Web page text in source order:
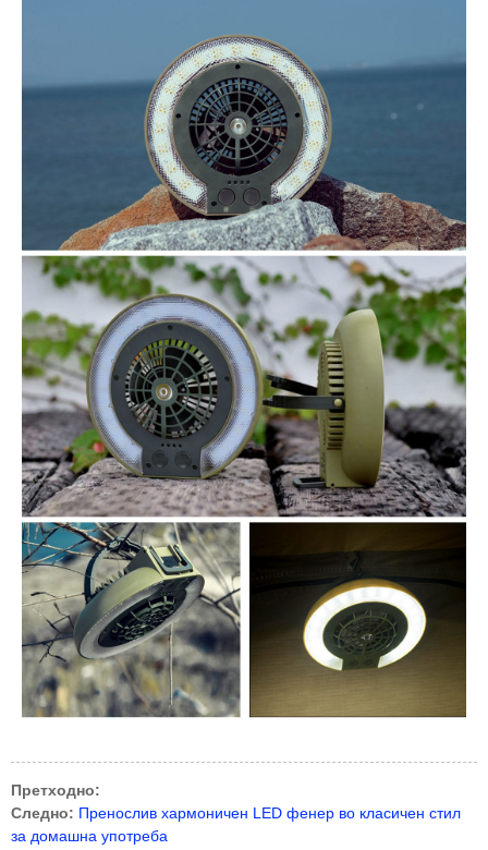
Претходно:
Следно: Пренослив хармоничен LED фенер во класичен стил
за домашна употреба